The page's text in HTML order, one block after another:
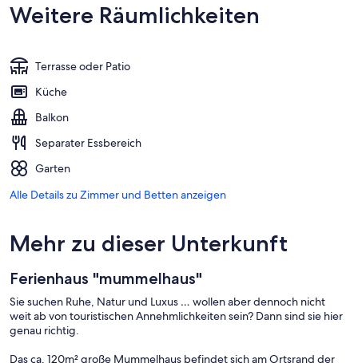
Weitere Räumlichkeiten
Terrasse oder Patio
Küche
Balkon
Separater Essbereich
Garten
Alle Details zu Zimmer und Betten anzeigen
Mehr zu dieser Unterkunft
Ferienhaus "mummelhaus"
Sie suchen Ruhe, Natur und Luxus … wollen aber dennoch nicht
weit ab von touristischen Annehmlichkeiten sein? Dann sind sie hier
genau richtig.
Das ca. 120m² große Mummelhaus befindet sich am Ortsrand der